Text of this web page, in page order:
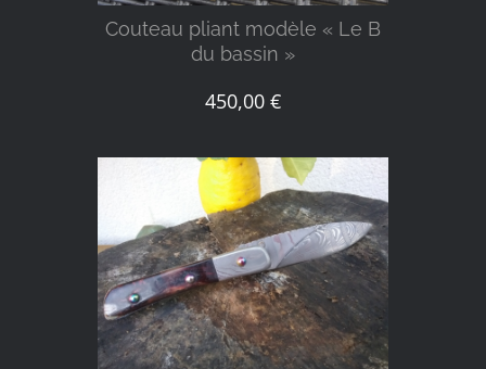
Couteau pliant modèle « Le B
du bassin »
450,00 €
DÉTAILS